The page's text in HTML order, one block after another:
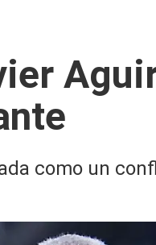
como un